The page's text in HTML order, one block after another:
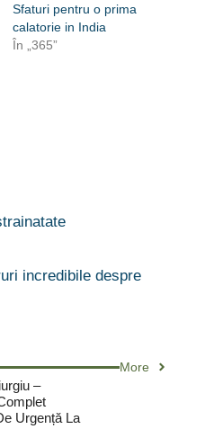
Sfaturi pentru o prima
calatorie in India
În „365”
incredibile despre
More
–
Urgență La